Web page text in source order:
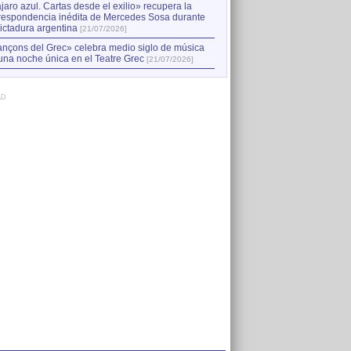
azul. Cartas desde el exilio» recupera la
inédita de Mercedes Sosa durante
argentina [21/07/2026]
del Grec» celebra medio siglo de música
noche única en el Teatre Grec [21/07/2026]